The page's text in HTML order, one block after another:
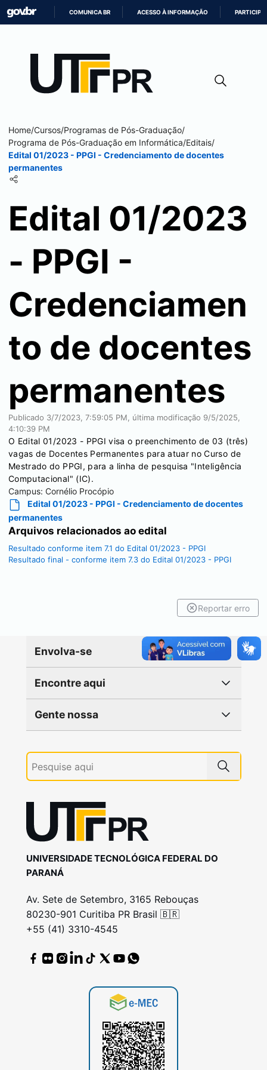
CONTEÚDO
COMUNICA BR ACESSO À INFORMAÇÃO PARTICIPE
Home/Cursos/Programas de Pós-Graduação/
Programa de Pós-Graduação em Informática/Editais/
Edital 01/2023 - PPGI - Credenciamento de docentes
permanentes
Edital 01/2023
- PPGI -
Credenciamen
to de docentes
permanentes
Publicado 3/7/2023, 7:59:05 PM , última modificação 9/5/2025,
4:10:39 PM
O Edital 01/2023 - PPGI visa o preenchimento de 03 (três)
vagas de Docentes Permanentes para atuar no Curso de
Mestrado do PPGI, para a linha de pesquisa "Inteligência
Computacional" (IC).
Campus: Cornélio Procópio
Edital 01/2023 - PPGI - Credenciamento de docentes
permanentes
Arquivos relacionados ao edital
Resultado conforme item 7.1 do Edital 01/2023 - PPGI
Resultado final - conforme item 7.3 do Edital 01/2023 - PPGI
Reportar erro
Envolva-se
Encontre aqui
Gente nossa
UNIVERSIDADE TECNOLÓGICA FEDERAL DO
PARANÁ
Av. Sete de Setembro, 3165 Rebouças
80230-901 Curitiba PR Brasil 🇧🇷
+55 (41) 3310-4545